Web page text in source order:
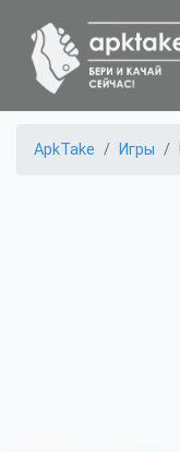
ApkTake Игры